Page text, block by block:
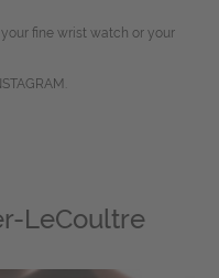
fine wrist watch or your
LeCoultre